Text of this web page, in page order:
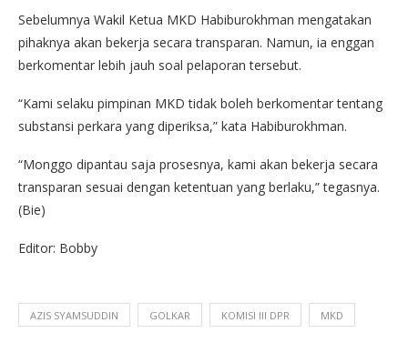
Sebelumnya Wakil Ketua MKD Habiburokhman mengatakan
pihaknya akan bekerja secara transparan. Namun, ia enggan
berkomentar lebih jauh soal pelaporan tersebut.
“Kami selaku pimpinan MKD tidak boleh berkomentar tentang
substansi perkara yang diperiksa,” kata Habiburokhman.
“Monggo dipantau saja prosesnya, kami akan bekerja secara
transparan sesuai dengan ketentuan yang berlaku,” tegasnya.
(Bie)
Editor: Bobby
AZIS SYAMSUDDIN GOLKAR KOMISI III DPR MKD